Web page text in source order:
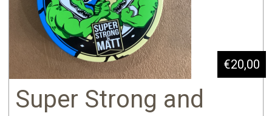
Super Strong and
€20,00